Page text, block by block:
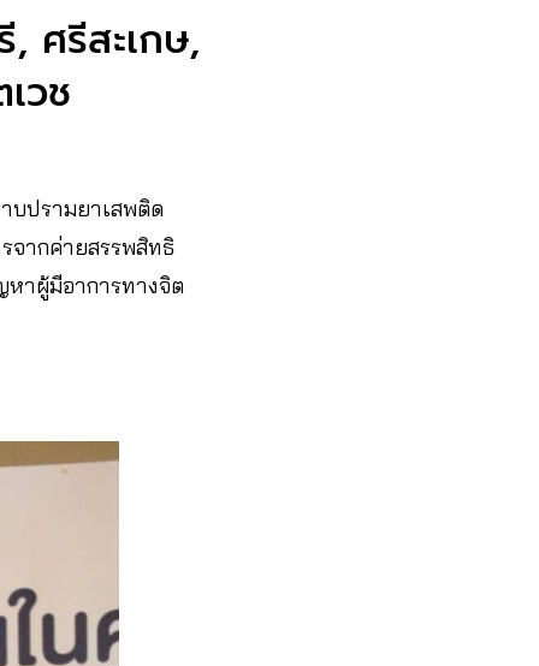
ศรีสะเกษ,
วช
บปรามยาเสพติด
จากค่ายสรรพสิทธิ
หาผู้มีอาการทางจิต